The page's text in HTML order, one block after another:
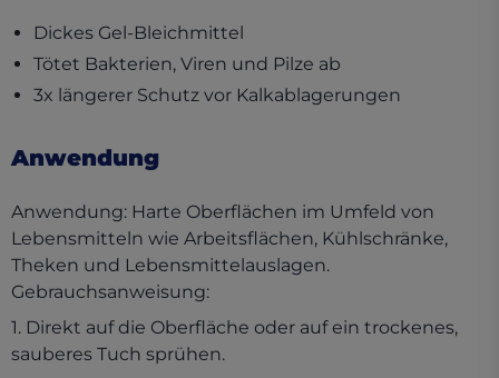
Dickes Gel-Bleichmittel
Tötet Bakterien, Viren und Pilze ab
3x längerer Schutz vor Kalkablagerungen
Anwendung
Anwendung: Harte Oberflächen im Umfeld von
Lebensmitteln wie Arbeitsflächen, Kühlschränke,
Theken und Lebensmittelauslagen.
Gebrauchsanweisung:
1. Direkt auf die Oberfläche oder auf ein trockenes,
sauberes Tuch sprühen.